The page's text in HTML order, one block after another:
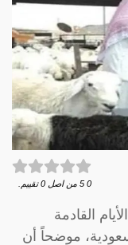
0
5 من اصل 0 تقييم.
القادمة
موضحاً أن